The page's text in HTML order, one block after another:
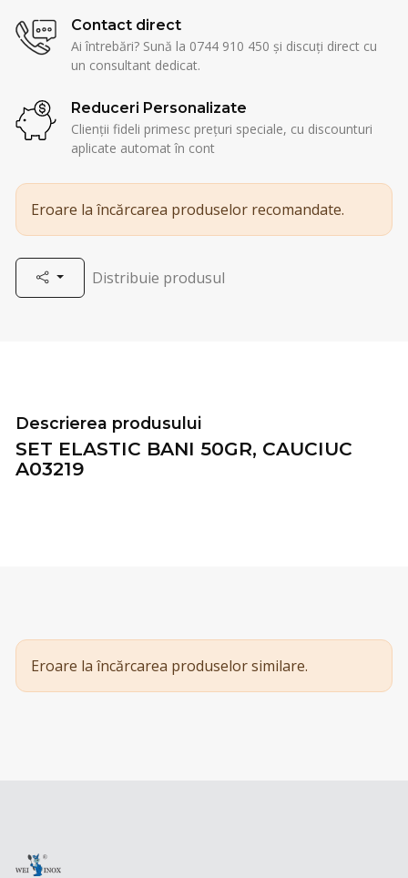
Contact direct
Ai întrebări? Sună la 0744 910 450 și discuți direct cu
un consultant dedicat.
Reduceri Personalizate
Clienții fideli primesc prețuri speciale, cu discounturi
aplicate automat în cont
Eroare la încărcarea produselor recomandate.
Distribuie produsul
Descrierea produsului
SET ELASTIC BANI 50GR, CAUCIUC
A03219
Eroare la încărcarea produselor similare.